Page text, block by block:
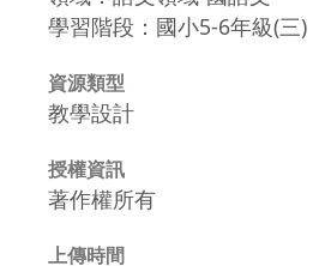
學習階段：國小5-6年級(三)
資源類型
教學設計
授權資訊
著作權所有
上傳時間